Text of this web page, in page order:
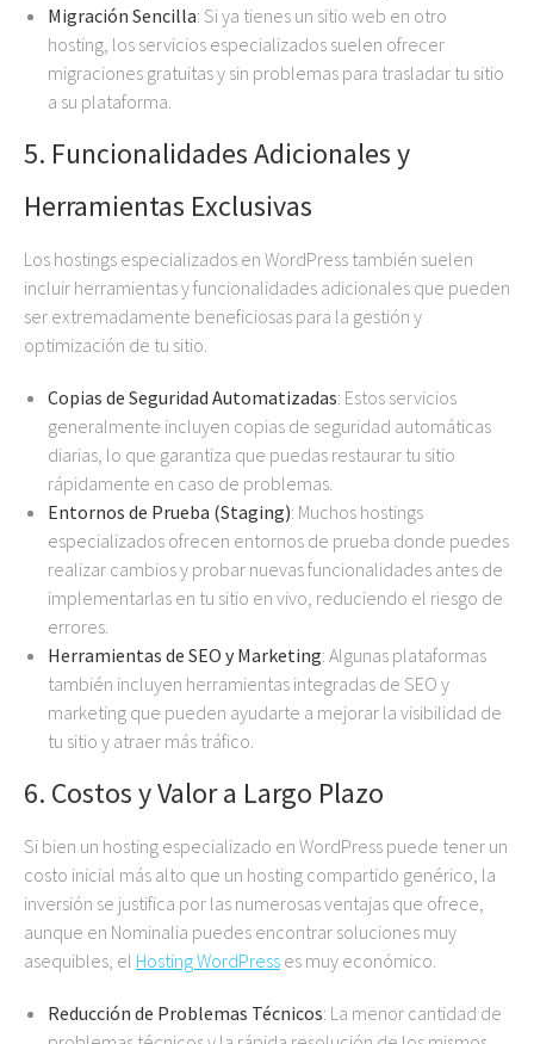
Migración Sencilla: Si ya tienes un sitio web en otro
hosting, los servicios especializados suelen ofrecer
migraciones gratuitas y sin problemas para trasladar tu sitio
a su plataforma.
5. Funcionalidades Adicionales y
Herramientas Exclusivas
Los hostings especializados en WordPress también suelen
incluir herramientas y funcionalidades adicionales que pueden
ser extremadamente beneficiosas para la gestión y
optimización de tu sitio.
Copias de Seguridad Automatizadas: Estos servicios
generalmente incluyen copias de seguridad automáticas
diarias, lo que garantiza que puedas restaurar tu sitio
rápidamente en caso de problemas.
Entornos de Prueba (Staging): Muchos hostings
especializados ofrecen entornos de prueba donde puedes
realizar cambios y probar nuevas funcionalidades antes de
implementarlas en tu sitio en vivo, reduciendo el riesgo de
errores.
Herramientas de SEO y Marketing: Algunas plataformas
también incluyen herramientas integradas de SEO y
marketing que pueden ayudarte a mejorar la visibilidad de
tu sitio y atraer más tráfico.
6. Costos y Valor a Largo Plazo
Si bien un hosting especializado en WordPress puede tener un
costo inicial más alto que un hosting compartido genérico, la
inversión se justifica por las numerosas ventajas que ofrece,
aunque en Nominalia puedes encontrar soluciones muy
asequibles, el Hosting WordPress es muy económico.
Reducción de Problemas Técnicos: La menor cantidad de